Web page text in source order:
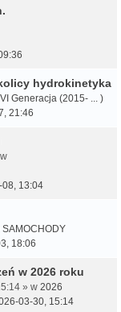
hydrokinetyka
VI Generacja (2015- ... )
21:46
13:04
SAMOCHODY
18:06
w 2026 roku
» w 2026
03-30, 15:14